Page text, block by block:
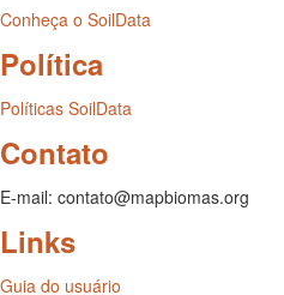
Conheça o SoilData
Política
Políticas SoilData
Contato
E-mail: contato@mapbiomas.org
Links
Guia do usuário